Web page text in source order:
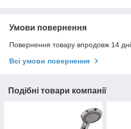
Умови повернення
Повернення товару впродовж 14
Всі умови повернення
Подібні товари компанії